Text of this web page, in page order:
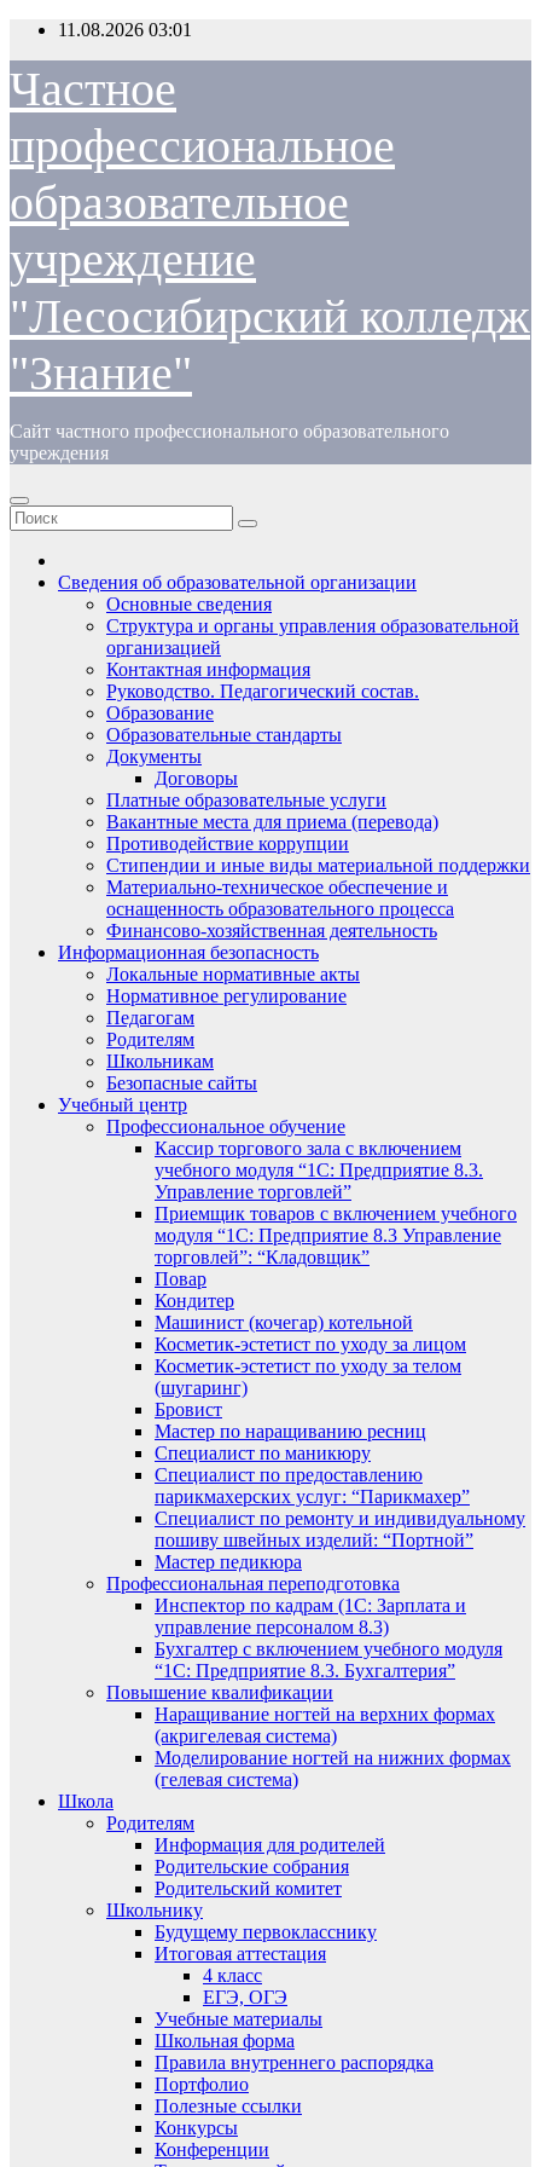
Перейти
содержимому
11.08.2026 03:01
Частное
профессиональное
образовательное
учреждение
"Лесосибирский колледж
"Знание"
Сайт частного профессионального образовательного
учреждения
Сведения об образовательной организации
Основные сведения
Структура и органы управления образовательной
организацией
Контактная информация
Руководство. Педагогический состав.
Образование
Образовательные стандарты
Документы
Договоры
Платные образовательные услуги
Вакантные места для приема (перевода)
Противодействие коррупции
Стипендии и иные виды материальной поддержки
Материально-техническое обеспечение и
оснащенность образовательного процесса
Финансово-хозяйственная деятельность
Информационная безопасность
Локальные нормативные акты
Нормативное регулирование
Педагогам
Родителям
Школьникам
Безопасные сайты
Учебный центр
Профессиональное обучение
Кассир торгового зала с включением
учебного модуля “1С: Предприятие 8.3.
Управление торговлей”
Приемщик товаров с включением учебного
модуля “1С: Предприятие 8.3 Управление
торговлей”: “Кладовщик”
Повар
Кондитер
Машинист (кочегар) котельной
Косметик-эстетист по уходу за лицом
Косметик-эстетист по уходу за телом
(шугаринг)
Бровист
Мастер по наращиванию ресниц
Специалист по маникюру
Специалист по предоставлению
парикмахерских услуг: “Парикмахер”
Специалист по ремонту и индивидуальному
пошиву швейных изделий: “Портной”
Мастер педикюра
Профессиональная переподготовка
Инспектор по кадрам (1С: Зарплата и
управление персоналом 8.3)
Бухгалтер с включением учебного модуля
“1С: Предприятие 8.3. Бухгалтерия”
Повышение квалификации
Наращивание ногтей на верхних формах
(акригелевая система)
Моделирование ногтей на нижних формах
(гелевая система)
Школа
Родителям
Информация для родителей
Родительские собрания
Родительский комитет
Школьнику
Будущему первокласснику
Итоговая аттестация
4 класс
ЕГЭ, ОГЭ
Учебные материалы
Школьная форма
Правила внутреннего распорядка
Портфолио
Полезные ссылки
Конкурсы
Конференции